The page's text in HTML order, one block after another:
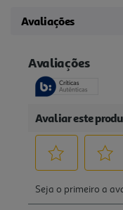
Avaliações